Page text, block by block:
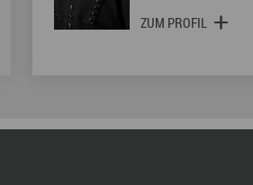
ZUM PROFIL